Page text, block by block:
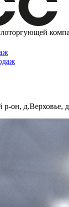
он, д.Верховье,